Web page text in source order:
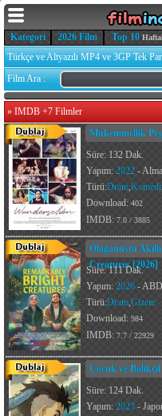
Kategori 2026 Film Top 10
Türkçe ve Altyazılı MP4 ve 3GP Tek
Film Ara :
» IMDB +7 Filmler
Mükemmellik
Süre: 132 Dak.
Yapım: 2022 -
Türü:Dram,Komedi,
Download: 402
IMDB: 7.0 / 3885
Olağanüstü
Creatures [2026]
Süre: 111 Dak.
Yapım: 2026 - ABD
Türü:Dram,Gizem
Download: 984
IMDB: 7.7 / 22929
Çocuk ve
Süre: 124 Dak.
Yapım: 2023 -